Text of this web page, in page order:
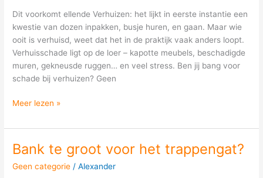
Dit voorkomt ellende Verhuizen: het lijkt in eerste instantie een
kwestie van dozen inpakken, busje huren, en gaan. Maar wie
ooit is verhuisd, weet dat het in de praktijk vaak anders loopt.
Verhuisschade ligt op de loer – kapotte meubels, beschadigde
muren, gekneusde ruggen… en veel stress. Ben jij bang voor
schade bij verhuizen? Geen
bij
verhuizen?
Meer lezen »
Bank te groot voor het trappengat?
Geen categorie /Alexander
Bank
groot